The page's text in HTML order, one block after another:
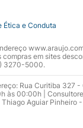
Ética e Conduta
em sites
3270-5000.
Rua Curitiba
00:00h |
Aguiar